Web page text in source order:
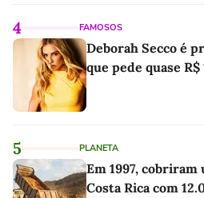
4 FAMOSOS
Deborah Secco é
que pede quase
5 PLANETA
Em 1997,
Costa Rica com